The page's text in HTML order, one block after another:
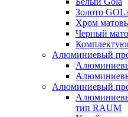
Золото
Хром
Черный
Алюминиевый
Алюминиевый
тип RAUM